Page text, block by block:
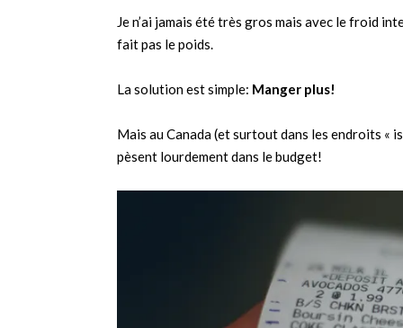
Je n’ai jamais été très gros mais avec le froid
fait pas le poids.
La solution est simple: Manger plus!
Mais au Canada (et surtout dans les endroits «
pèsent lourdement dans le budget!